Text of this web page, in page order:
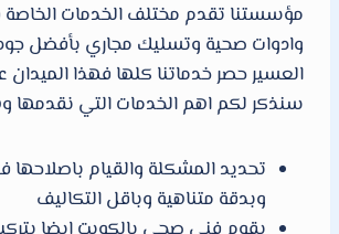
مؤسستنا تقدم مختلف الخدمات
وادوات صحية وتسليك مجاري بأفضل
العسير حصر خدماتنا كلها فهذا الميدان
سنذكر لكم اهم الخدمات التي نقدمها
تحديد المشكلة والقيام
وبدقة متناهية وباقل التكاليف